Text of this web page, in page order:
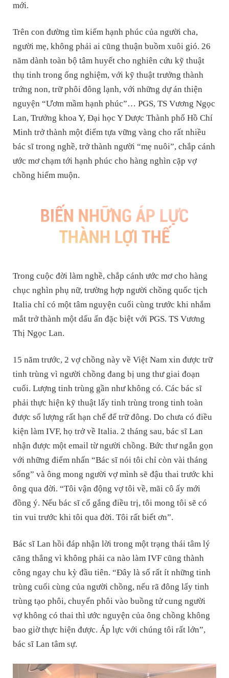
mới.
Trên con đường tìm kiếm hạnh phúc của người cha,
người mẹ, không phải ai cũng thuận buồm xuôi gió. 26
năm dành toàn bộ tâm huyết cho nghiên cứu kỹ thuật
thụ tinh trong ống nghiệm, với kỹ thuật trưởng thành
trứng non, trữ phôi đông lạnh, với những dự án thiện
nguyện “Ươm mầm hạnh phúc”… PGS, TS Vương Ngọc
Lan, Trưởng khoa Y, Đại học Y Dược Thành phố Hồ Chí
Minh trở thành một điểm tựa vững vàng cho rất nhiều
bác sĩ trong nghề, trở thành người “mẹ nuôi”, chắp cánh
ước mơ chạm tới hạnh phúc cho hàng nghìn cặp vợ
chồng hiếm muộn.
Trong cuộc đời làm nghề, chắp cánh ước mơ cho hàng
chục nghìn phụ nữ, trường hợp người chồng quốc tịch
Italia chỉ có một tâm nguyện cuối cùng trước khi nhắm
mắt trở thành một dấu ấn đặc biệt với PGS. TS Vương
Thị Ngọc Lan.
15 năm trước, 2 vợ chồng này về Việt Nam xin được trữ
tinh trùng vì người chồng đang bị ung thư giai đoạn
cuối. Lượng tinh trùng gần như không có. Các bác sĩ
phải thực hiện kỹ thuật lấy tinh trùng trong tinh toàn
được số lượng rất hạn chế để trữ đông. Do chưa có điều
kiện làm IVF, họ trở về Italia. 2 tháng sau, bác sĩ Lan
nhận được một email từ người chồng. Bức thư ngắn gọn
với những điểm nhấn “Bác sĩ nói tôi chỉ còn vài tháng
sống” và ông mong người vợ mình sẽ đậu thai trước khi
ông qua đời. “Tôi vận động vợ tôi về, mãi cô ấy mới
đồng ý. Nếu bác sĩ cố gắng điều trị, tôi mong tôi sẽ có
tin vui trước khi tôi qua đời. Tôi rất biết ơn”.
Bác sĩ Lan hồi đáp nhận lời trong một trạng thái tâm lý
căng thẳng vì không phải ca nào làm IVF cũng thành
công ngay chu kỳ đầu tiên. “Đây là số rất ít những tinh
trùng cuối cùng của người chồng, nếu rã đông lấy tinh
trùng tạo phôi, chuyển phôi vào buồng tử cung người
vợ không có thai thì ước nguyện của ông chồng không
bao giờ thực hiện được. Áp lực với chúng tôi rất lớn”,
bác sĩ Lan tâm sự.